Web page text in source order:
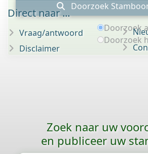
Doorzoek
Doorzoek
Doorzoek
Direct naar ...
Vraag/antwoord
Disclaimer
Zoek naar uw
en publiceer uw